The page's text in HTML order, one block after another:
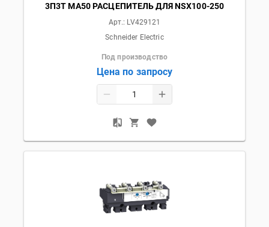
3П3T MA50 РАСЦЕПИТЕЛЬ ДЛЯ NSX100-250
Арт.: LV429121
Schneider Electric
Под производство
Цена по запросу